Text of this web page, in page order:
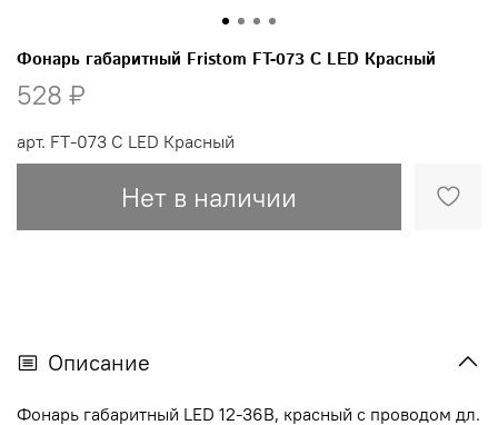
арт. FT-073 C LED Красный
Фонарь габаритный Fristom FT-073 C LED Красный
528 ₽
Нет в наличии
Описание
Фонарь габаритный LED 12-36В, красный с проводом дл.